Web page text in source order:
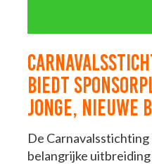
BIEDT
JONGE, NIEUWE
De
belangrijke uitbreiding